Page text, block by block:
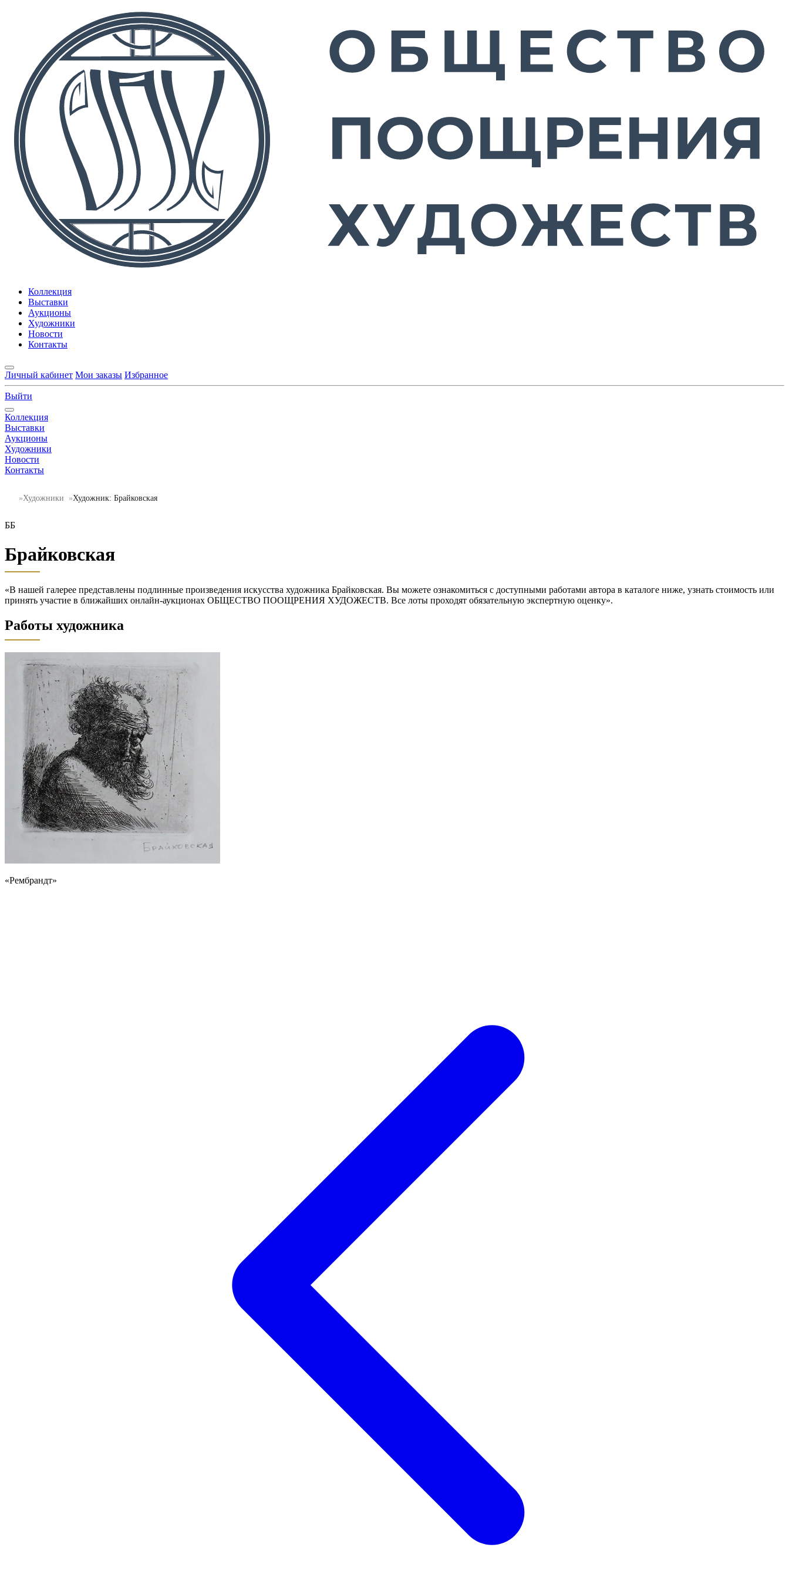
Коллекция
Выставки
Аукционы
Художники
Новости
Контакты
Личный кабинет Мои заказы Избранное
Выйти
Коллекция
Выставки
Аукционы
Художники
Новости
Контакты
Художники Художник: Брайковская
ББ
Брайковская
«В нашей галерее представлены подлинные произведения искусства художника Брайковская. Вы можете ознакомиться с доступными работами автора в каталоге ниже, узнать стоимость или
принять участие в ближайших онлайн-аукционах ОБЩЕСТВО ПООЩРЕНИЯ ХУДОЖЕСТВ. Все лоты проходят обязательную экспертную оценку».
Работы художника
«Рембрандт»